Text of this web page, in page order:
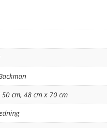
cm, 48 cm x 70 cm